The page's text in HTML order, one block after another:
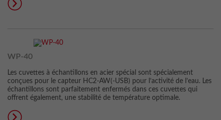
WP-40
Les cuvettes à échantillons en acier spécial sont spécialement
conçues pour le capteur HC2-AW(-USB) pour l’activité de l’eau. Les
échantillons sont parfaitement enfermés dans ces cuvettes qui
offrent également, une stabilité de température optimale.